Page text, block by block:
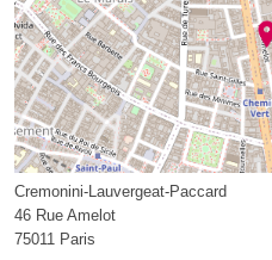
Cremonini-Lauvergeat-Paccard
46 Rue Amelot
75011 Paris